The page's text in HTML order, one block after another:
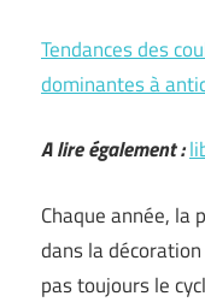
Tendances des
dominantes à
A lire également :
Chaque année, la
dans la
pas toujours le